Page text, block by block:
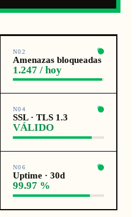
N02
Amenazas bloqueadas
1.247 / hoy
N04
SSL · TLS 1.3
VÁLIDO
N06
Uptime · 30d
99.97 %